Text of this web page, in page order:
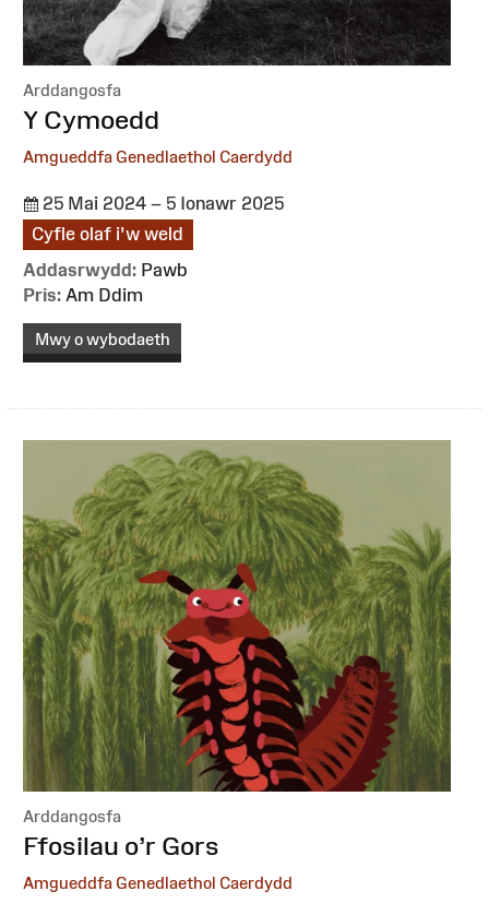
Arddangosfa
:
Y Cymoedd
Amgueddfa Genedlaethol Caerdydd
25 Mai 2024 – 5 Ionawr 2025
Cyfle olaf i'w weld
Addasrwydd: Pawb
Pris: Am Ddim
Mwy o wybodaeth
Arddangosfa
:Ffosilau o’r Gors
Amgueddfa Genedlaethol Caerdydd